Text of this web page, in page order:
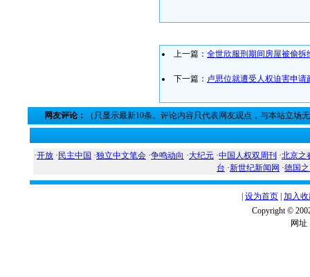
上一篇： 全世欣服刑期间房屋被偷拆
下一篇： 卢思位就遭受人权迫害申请
网友评论： （只显示最新10条。评论内容只代表网友观点，与本站立场
·开放 · 民主中国 ·独立中文笔会 ·争鸣动向 ·大纪元 ·中国人权双周刊 ·北京之
台 ·新世纪新闻网 ·德国
设为首页 加入
Copyright ©
网址